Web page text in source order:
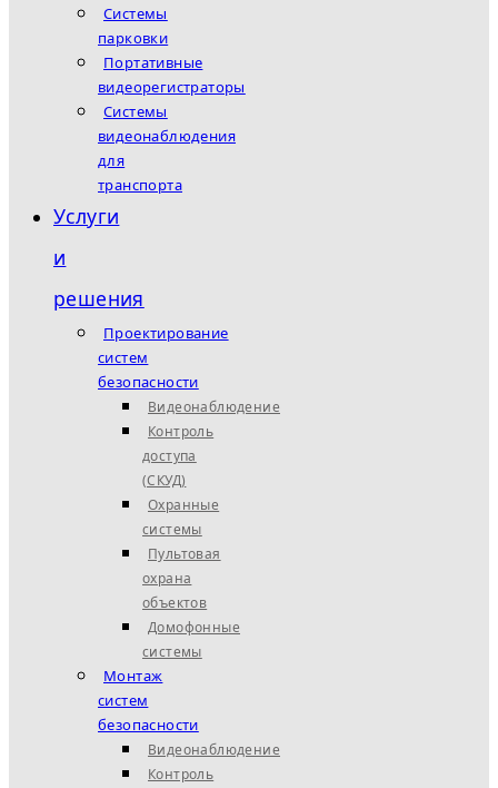
Системы
парковки
Портативные
видеорегистраторы
Системы
видеонаблюдения
для
транспорта
Услуги
и
решения
Проектирование
систем
безопасности
Видеонаблюдение
Контроль
доступа
(СКУД)
Охранные
системы
Пультовая
охрана
объектов
Домофонные
системы
Монтаж
систем
безопасности
Видеонаблюдение
Контроль